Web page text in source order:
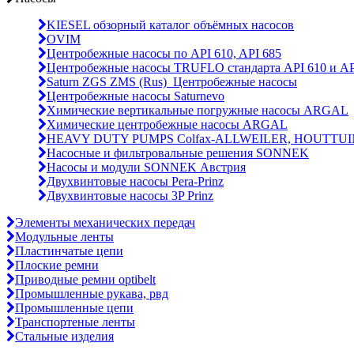
KIESEL обзорный каталог объёмных насосов
OVIM
Центробежные насосы по API 610, API 685
Центробежные насосы TRUFLO стандарта API 610 и
Saturn ZGS ZMS (Rus)_Центробежные насосы
Центробежные насосы Saturnevo
Химические вертикальные погружные насосы ARGAL
Химические центробежные насосы ARGAL
HEAVY DUTY PUMPS Colfax-ALLWEILER,
Насосные и фильтровальные решения SONNEK
Насосы и модули SONNEK Австрия
Двухвинтовые насосы Pera-Prinz
Двухвинтовые насосы 3P Prinz
Элементы механических передач
Модульные ленты
Пластинчатые цепи
Плоские ремни
Приводные ремни optibelt
Промышленные рукава, рвд
Промышленные цепи
Транспортеные ленты
Стальные изделия